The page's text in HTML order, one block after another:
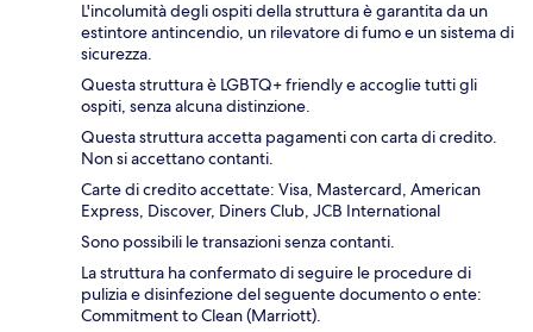
L'incolumità degli ospiti della struttura è garantita da un
estintore antincendio, un rilevatore di fumo e un sistema di
sicurezza.
Questa struttura è LGBTQ+ friendly e accoglie tutti gli
ospiti, senza alcuna distinzione.
Questa struttura accetta pagamenti con carta di credito.
Non si accettano contanti.
Carte di credito accettate: Visa, Mastercard, American
Express, Discover, Diners Club, JCB International
Sono possibili le transazioni senza contanti.
La struttura ha confermato di seguire le procedure di
pulizia e disinfezione del seguente documento o ente:
Commitment to Clean (Marriott).